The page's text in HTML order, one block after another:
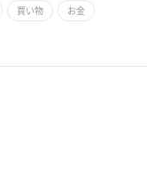
買い物 お金